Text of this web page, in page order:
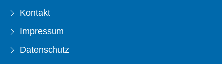
Kontakt
Impressum
Datenschutz